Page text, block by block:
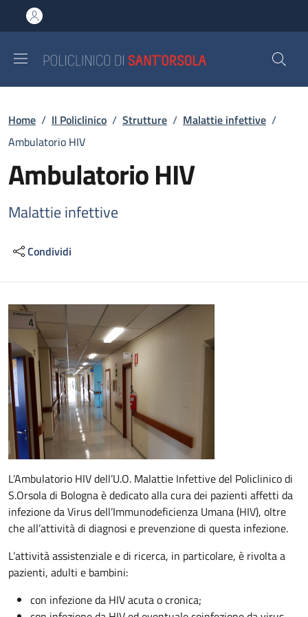
al contenuto principale
to footer content
Briciole di pane
Home / Il Policlinico / Strutture / Malattie infettive /
Ambulatorio HIV
Ambulatorio HIV
Malattie infettive
Condividi
Descrizione
L’Ambulatorio HIV dell’U.O. Malattie Infettive del Policlinico di
S.Orsola di Bologna è dedicato alla cura dei pazienti affetti da
infezione da Virus dell’Immunodeficienza Umana (HIV), oltre
che all’attività di diagnosi e prevenzione di questa infezione.
L’attività assistenziale e di ricerca, in particolare, è rivolta a
pazienti, adulti e bambini:
con infezione da HIV acuta o cronica;